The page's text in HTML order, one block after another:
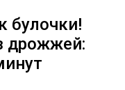
булочки!
дрожжей: